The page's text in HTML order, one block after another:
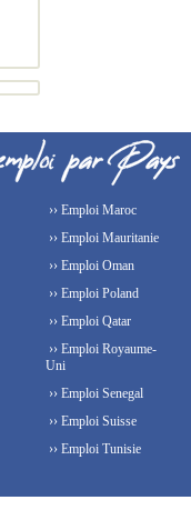
›› Emploi Maroc
›› Emploi Mauritanie
›› Emploi Oman
›› Emploi Poland
›› Emploi Qatar
›› Emploi Royaume-
Uni
›› Emploi Senegal
›› Emploi Suisse
›› Emploi Tunisie